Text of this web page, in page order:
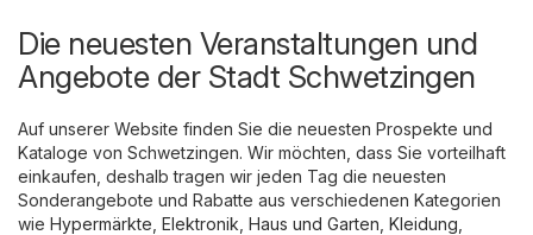
Die neuesten Veranstaltungen und
Angebote der Stadt Schwetzingen
Auf unserer Website finden Sie die neuesten Prospekte und
Kataloge von Schwetzingen. Wir möchten, dass Sie vorteilhaft
einkaufen, deshalb tragen wir jeden Tag die neuesten
Sonderangebote und Rabatte aus verschiedenen Kategorien
wie Hypermärkte Elektronik Haus und Garten Kleidung,